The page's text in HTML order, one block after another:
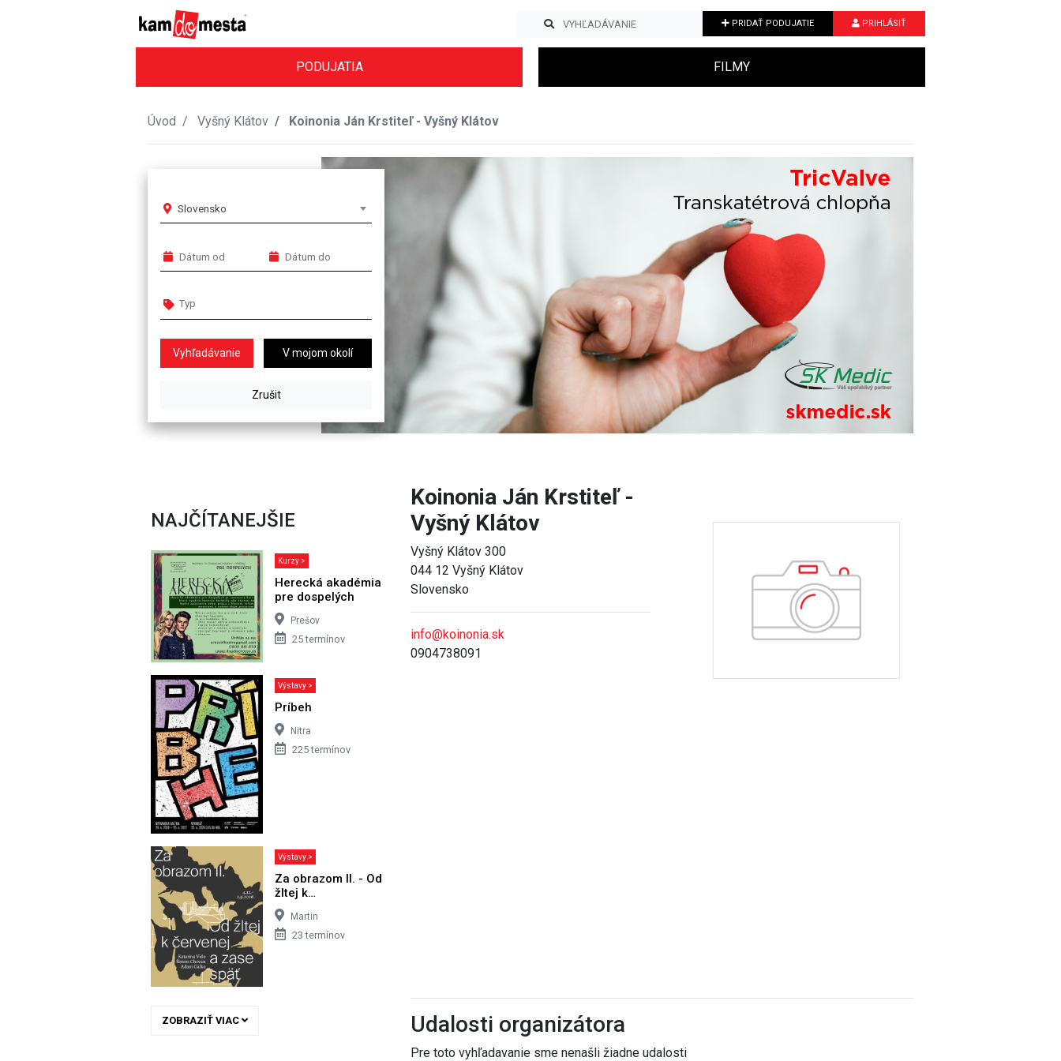
PRIDAŤ PODUJATIE PRIHLÁSIŤ
PODUJATIA FILMY
Úvod Vyšný Klátov Koinonia Ján Krstiteľ - Vyšný Klátov
Slovensko
V mojom okolí
NAJČÍTANEJŠIE
Kurzy >
Herecká akadémia
pre dospelých
Prešov
25 termínov
Výstavy >
Príbeh
Nitra
225 termínov
Výstavy >
Za obrazom II. - Od
žltej k…
Martin
23 termínov
ZOBRAZIŤ VIAC
Koinonia Ján Krstiteľ -
Vyšný Klátov
Vyšný Klátov 300
044 12 Vyšný Klátov
Slovensko
info@koinonia.sk
0904738091
Udalosti organizátora
Pre toto vyhľadavanie sme nenašli žiadne udalosti